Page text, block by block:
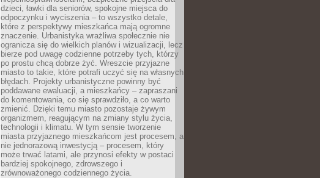
dzieci, ławki dla seniorów, spokojne miejsca do
odpoczynku i wyciszenia – to wszystko detale,
które z perspektywy mieszkańca mają ogromne
znaczenie. Urbanistyka wrażliwa społecznie nie
ogranicza się do wielkich planów i wizualizacji, lecz
bierze pod uwagę codzienne potrzeby tych, którzy
po prostu chcą dobrze żyć. Wreszcie przyjazne
miasto to takie, które potrafi uczyć się na własnych
błędach. Projekty urbanistyczne powinny być
poddawane ewaluacji, a mieszkańcy – zapraszani
do komentowania, co się sprawdziło, a co warto
zmienić. Dzięki temu miasto pozostaje żywym
organizmem, reagującym na zmiany stylu życia,
technologii i klimatu. W tym sensie tworzenie
miasta przyjaznego mieszkańcom jest procesem, a
nie jednorazową inwestycją – procesem, który
może trwać latami, ale przynosi efekty w postaci
bardziej spokojnego, zdrowszego i
zrównoważonego codziennego życia.